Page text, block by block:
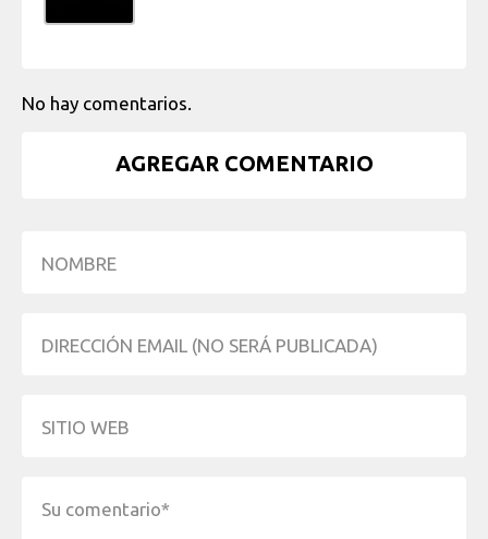
No hay comentarios.
AGREGAR COMENTARIO